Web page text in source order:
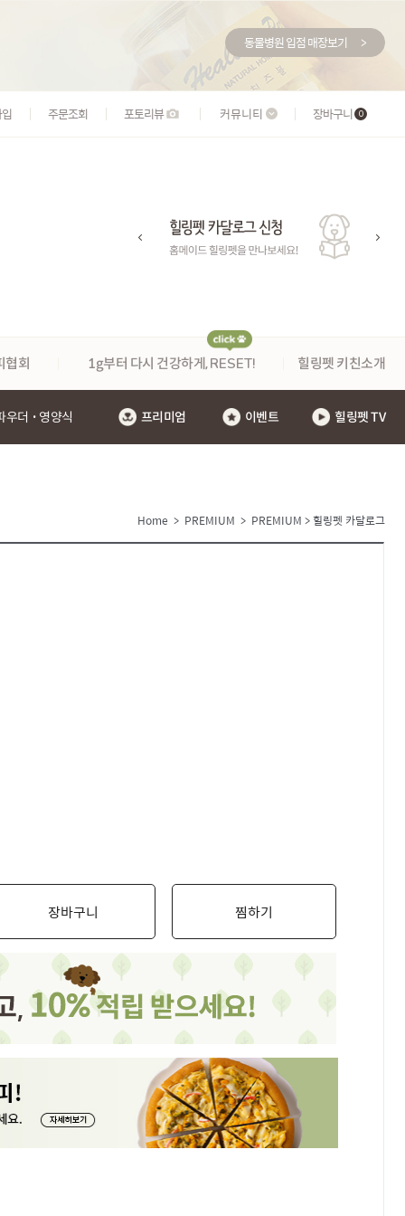
동물병원 입점 매장보기 >
주문조회 포토리뷰 커뮤니티 장바구니 0
협회 1g부터 다시 건강하게,RESET! 힐링펫 키친소개
우더 · 영양식 프리미엄 이벤트 힐링펫 TV
Home > PREMIUM > PREMIUM > 힐링펫 카달로그
장바구니 찜하기